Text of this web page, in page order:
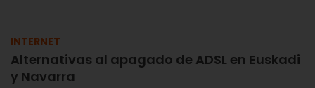
INTERNET
Alternativas al apagado de ADSL en Euskadi
y Navarra